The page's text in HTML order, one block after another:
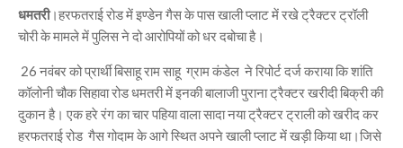
धमतरी।हरफतराई रोड में इण्डेन गैस के पास खाली प्लाट में रखे ट्रैक्टर ट्रॉली
चोरी के मामले में पुलिस ने दो आरोपियों को धर दबोचा है।
26 नवंबर को प्रार्थी बिसाहू राम साहू ग्राम कंडेल ने रिपोर्ट दर्ज कराया कि शांति
कॉलोनी चौक सिहावा रोड धमतरी में इनकी बालाजी पुराना ट्रैक्टर खरीदी बिक्री की
दुकान है। एक हरे रंग का चार पहिया वाला सादा नया ट्रैक्टर ट्राली को खरीद कर
हरफतराई रोड गैस गोदाम के आगे स्थित अपने खाली प्लाट में खड़ी किया था।जिसे